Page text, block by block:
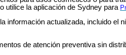
utilice la aplicación de Sydney para
información actualizada, incluido
de atención preventiva sin